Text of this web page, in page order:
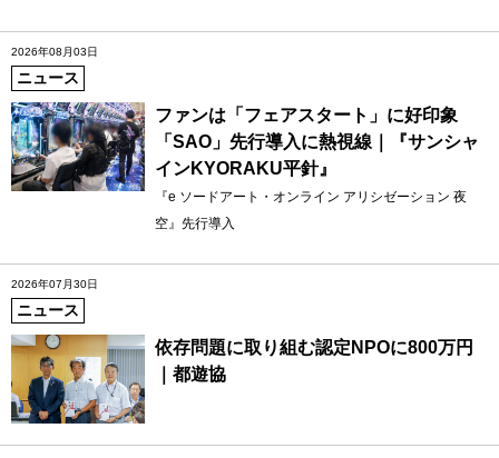
2026年08月03日
ニュース
ファンは「フェアスタート」に好印象
「SAO」先行導入に熱視線｜『サンシャ
インKYORAKU平針』
『e ソードアート・オンライン アリシゼーション 夜
空』先行導入
2026年07月30日
ニュース
依存問題に取り組む認定NPOに800万円
｜都遊協